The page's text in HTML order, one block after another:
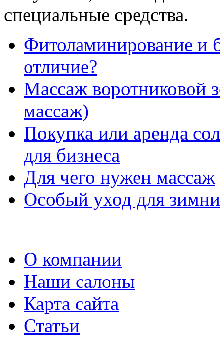
специальные средства.
Фитоламинирование и
отличие?
Массаж воротниковой
массаж)
Покупка или аренда
для бизнеса
Для чего нужен массаж
Особый уход для
О компании
Наши салоны
Карта сайта
Статьи